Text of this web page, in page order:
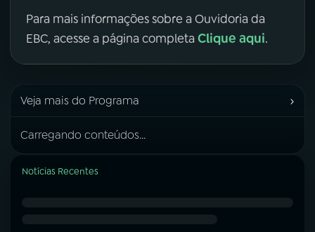
Para mais informações sobre a Ouvidoria da
EBC, acesse a página completa Clique aqui.
Veja mais do Programa ›
Carregando conteúdos...
Notícias Recentes